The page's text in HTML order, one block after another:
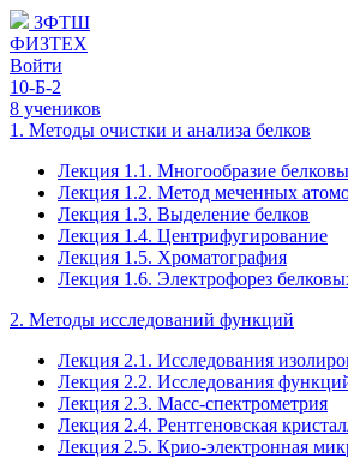
ЗФТШ
ФИЗТЕХ
Войти
10-Б-2
8 учеников
1. Методы очистки и анализа белков
Лекция 1.1. Многообразие
Лекция 1.2. Метод меченных
Лекция 1.3. Выделение белков
Лекция 1.4. Центрифугирование
Лекция 1.5. Хроматография
Лекция 1.6. Электрофорез
2. Методы исследований функций
Лекция 2.1. Исследования
Лекция 2.2. Исследования
Лекция 2.3. Масс-спектрометрия
Лекция 2.4. Рентгеновская
Лекция 2.5. Крио-электронная